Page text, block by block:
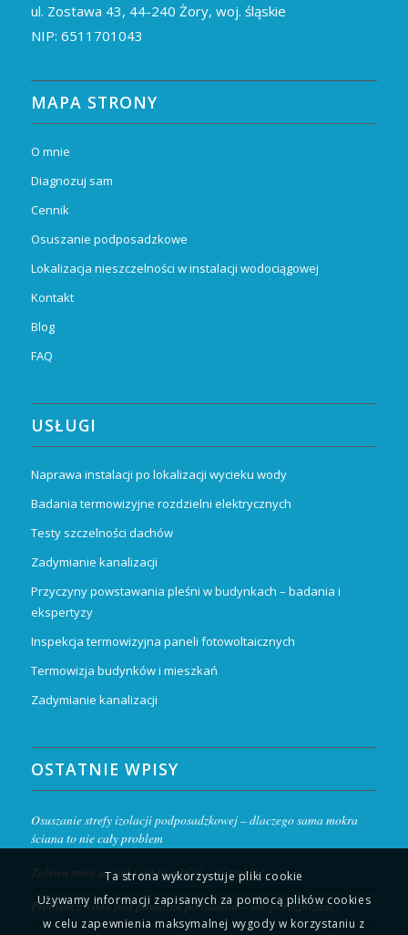
ul. Zostawa 43, 44-240 Żory, woj. śląskie
NIP: 6511701043
MAPA STRONY
O mnie
Diagnozuj sam
Cennik
Osuszanie podposadzkowe
Lokalizacja nieszczelności w instalacji wodociągowej
Kontakt
Blog
FAQ
USŁUGI
Naprawa instalacji po lokalizacji wycieku wody
Badania termowizyjne rozdzielni elektrycznych
Testy szczelności dachów
Zadymianie kanalizacji
Przyczyny powstawania pleśni w budynkach – badania i
ekspertyzy
Inspekcja termowizyjna paneli fotowoltaicznych
Termowizja budynków i mieszkań
Zadymianie kanalizacji
OSTATNIE WPISY
Osuszanie strefy izolacji podposadzkowej – dlaczego sama mokra
ściana to nie cały problem
Zalewa mnie sąsiad i ma to gdzieś – co zrobić?
Problem z wodą pod posadzką po zalaniu – jak go rozpoznać?
Ta strona wykorzystuje pliki cookie
Używamy informacji zapisanych za pomocą plików cookies
w celu zapewnienia maksymalnej wygody w korzystaniu z